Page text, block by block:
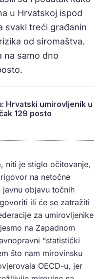
u Hrvatskoj ispod
svaki treći građanin
od siromaštva.
na samo dno
Hrvatski umirovljenik u
129 posto
niti je stiglo očitovanje,
na netočne
javnu objavu točnih
ili će se zatražiti
za umirovljenike
na Zapadnom
“statistički
što nam mirovinsku
OECD-u, jer